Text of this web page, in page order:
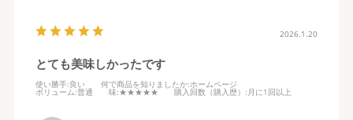
2026.1.20
とても美味しかったです
使い勝手:良い 何で商品を知りましたか:ホームページ
ボリューム:普通 味:★★★★★ 購入回数（購入歴） :月に1回以上